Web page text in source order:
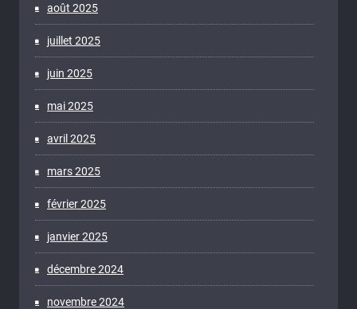
août 2025
juillet 2025
juin 2025
mai 2025
avril 2025
mars 2025
février 2025
janvier 2025
décembre 2024
novembre 2024